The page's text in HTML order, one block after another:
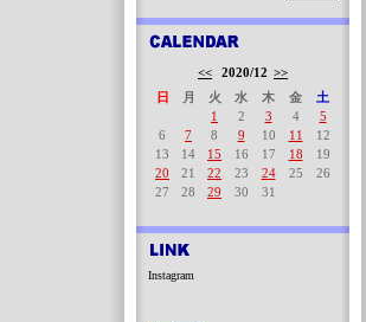
<< 2020/12 >>
日
月 火 水 木 金
土
1
2 3 4
5
6
7 8 9 10 11
12
13
14 15 16 17 18
19
20
21 22 23 24 25
26
27
28 29 30 31
Instagram